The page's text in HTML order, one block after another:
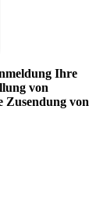
Ihre
von
Zusendung von